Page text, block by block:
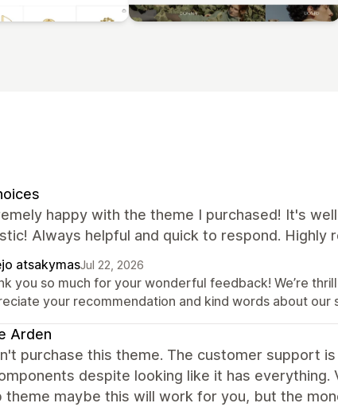
happy with the theme I purchased! It's
Always helpful and quick to respond. Highly
atsakymasJul 22, 2026
you so much for your wonderful feedback! We’re
your recommendation and kind words about our
Arden
purchase this theme. The customer support
despite looking like it has
theme maybe this will work for you, but the